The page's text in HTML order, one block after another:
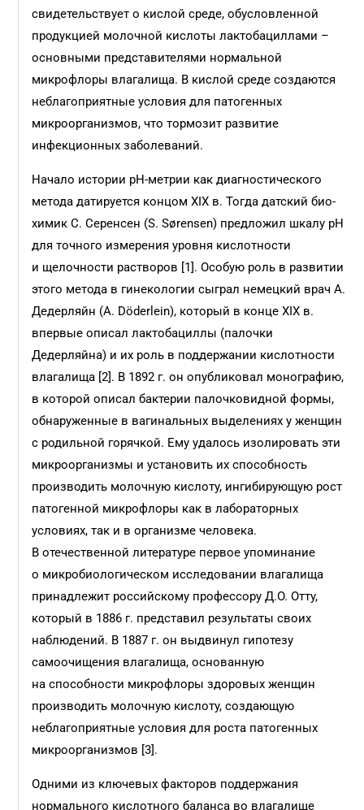
свидетельст­вует о кислой среде, обусловленной
продукцией молочной кислоты лактобациллами –
основными предста­вителями нормальной
микрофлоры влагалища. В кислой среде создаются
неблагоприятные условия для патогенных
микроорганизмов, что тормозит развитие
инфекционных заболеваний.
Начало истории pH-метрии как диагностического
метода датируется концом XIX в. Тогда датский био­
химик С. Серенсен (S. Sørensen) предложил шкалу pH
для точного измерения уровня кислотности
и щелочности растворов [1]. Особую роль в развитии
этого метода в гинекологии сыграл немецкий врач А.
Дедерляйн (A. Döderlein), который в конце XIX в.
впервые описал лактобациллы (палочки
Дедерляйна) и их роль в поддержании кислотности
влагалища [2]. В 1892 г. он опубликовал монографию,
в которой описал бактерии палочковидной формы,
обнаруженные в вагинальных выделениях у женщин
с родильной горячкой. Ему удалось изолировать эти
микроорганизмы и установить их способность
производить молочную кислоту, ингибирующую рост
патогенной микрофлоры как в лабораторных
условиях, так и в организме человека.
В отечественной литературе первое упоминание
о микробиологичес­ком исследовании влагалища
принадлежит российскому профессору Д.О. Отту,
который в 1886 г. представил результаты своих
наблюдений. В 1887 г. он выдвинул гипотезу
самоочищения влагалища, основанную
на способности микрофлоры здоровых женщин
производить молочную кислоту, создающую
неблагоприятные условия для роста патогенных
микро­организмов [3].
Одними из ключевых факторов поддержания
нормального кислотного баланса во влагалище